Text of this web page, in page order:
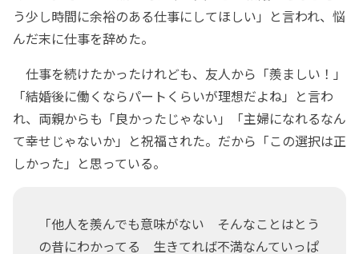
う少し時間に余裕のある仕事にしてほしい」と言われ、悩
んだ末に仕事を辞めた。
仕事を続けたかったけれども、友人から「羨ましい！」
「結婚後に働くならパートくらいが理想だよね」と言わ
れ、両親からも「良かったじゃない」「主婦になれるなん
て幸せじゃないか」と祝福された。だから「この選択は正
しかった」と思っている。
「他人を羨んでも意味がない そんなことはとう
の昔にわかってる 生きてれば不満なんていっぱ